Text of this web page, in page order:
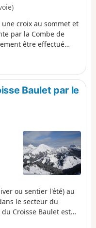
croix au sommet et
par la Combe de
être effectué
Baulet par le
ou sentier l'été) au
le secteur du
Croisse Baulet est